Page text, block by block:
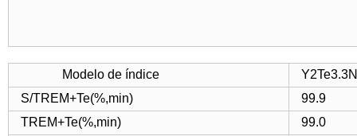
Modelo de índice
Y2Te3.3N
S/TREM+Te(%,min)
99.9
TREM+Te(%,min)
99.0